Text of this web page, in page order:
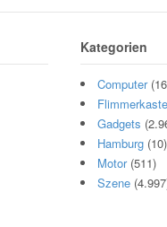
Kategorien
Computer
Gadgets
Hamburg (10)
Motor(511)
Szene